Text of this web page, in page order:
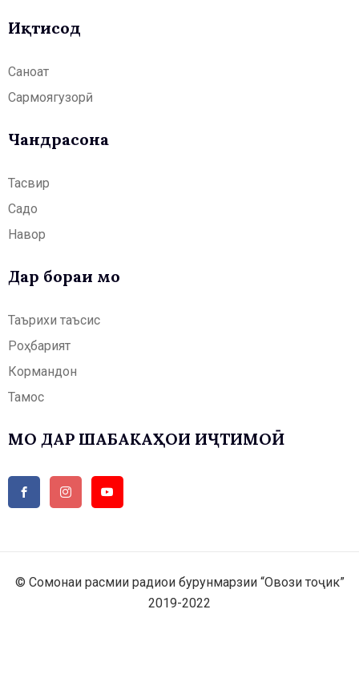
Иқтисод
Саноат
Сармоягузорӣ
Чандрасонаӣ
Тасвир
Садо
Навор
Дар бораи мо
Таърихи таъсис
Роҳбарият
Кормандон
Тамос
МО ДАР ШАБАКАҲОИ ИҶТИМОӢ
© Сомонаи расмии радиои бурунмарзии “Овози тоҷик”
2019-2022